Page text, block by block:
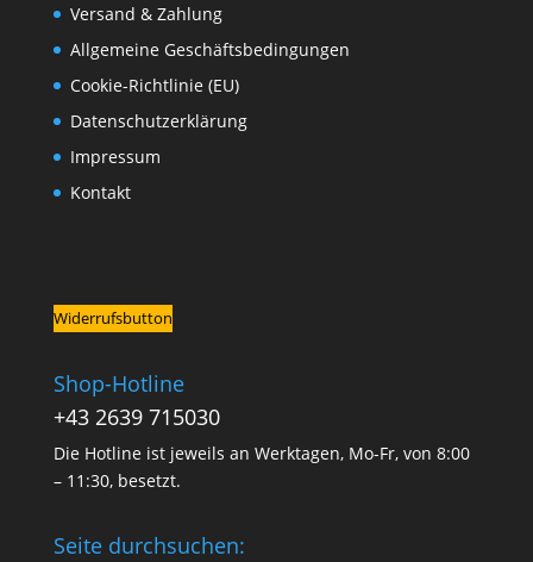
Versand & Zahlung
Allgemeine Geschäftsbedingungen
Cookie-Richtlinie (EU)
Datenschutzerklärung
Impressum
Kontakt
Widerrufsbutton
Shop-Hotline
+43 2639 715030
Die Hotline ist jeweils an Werktagen, Mo-Fr, von 8:00
– 11:30, besetzt.
Seite durchsuchen: